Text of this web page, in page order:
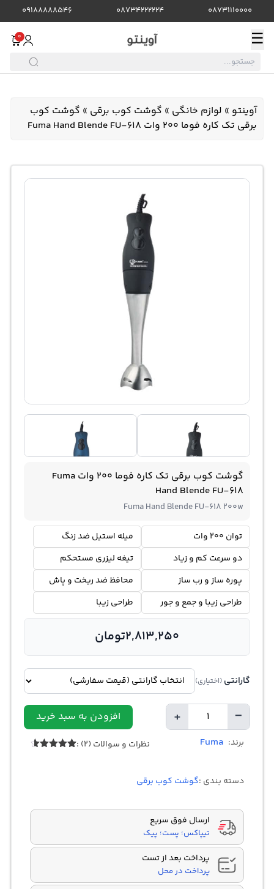
08731110000
08734222224
09188888546
☰
0
آوینتو » لوازم خانگی » گوشت کوب برقی » گوشت کوب
برقی تک کاره فوما 200 وات Fuma Hand Blende FU-618
گوشت کوب برقی تک کاره فوما 200 وات Fuma
Hand Blende FU-618
Fuma Hand Blende FU-618 200w
توان 200 وات
میله استیل ضد زنگ
دو سرعت کم و زیاد
تیغه لیزری مستحکم
پوره ساز و رب ساز
محافظ ضد ریخت و پاش
طراحی زیبا و جمع و جور
طراحی زیبا
2,813,250تومان
گارانتی (اختیاری)
−
تعداد + افزودن به سبد خرید
برند: Fuma نظرات و سوالات (2) :
دسته بندی :گوشت کوب برقی
ارسال فوق سریع
تیپاکس؛ پست؛ پیک
پرداخت بعد از تست
پرداخت در محل